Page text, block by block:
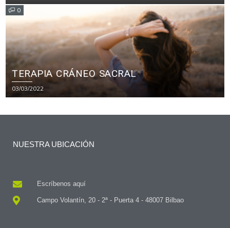
0
TERAPIA CRÁNEO SACRAL
03/03/2022
NUESTRA UBICACIÓN
Escríbenos aquí
Campo Volantín, 20 - 2ª - Puerta 4 - 48007 Bilbao